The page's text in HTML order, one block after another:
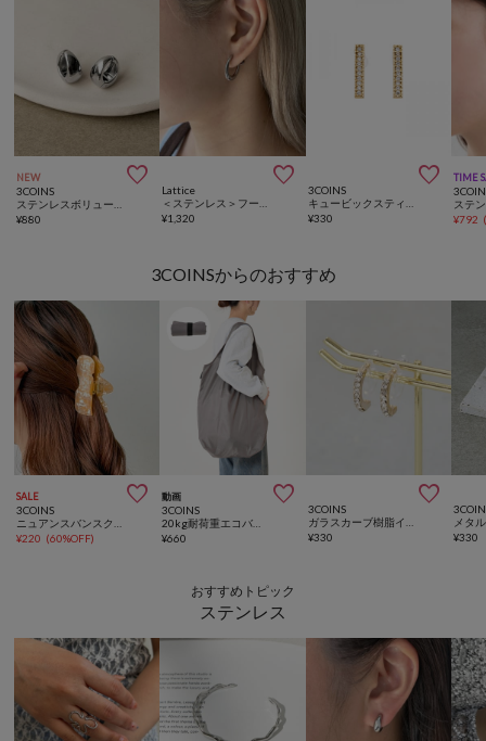
NEW 
3COINS
¥880

Lattice
¥1,320

3COINS
¥330
TIME
¥792
3COINSからのおすすめ
SALE 
3COINS
¥220 (60%OFF)
動画 
3COINS
¥660

3COINS
¥330 ¥330
おすすめトピック
ステンレス